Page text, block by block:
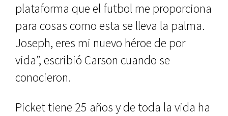
plataforma que el futbol me proporciona
para cosas como esta se lleva la palma.
Joseph, eres mi nuevo héroe de por
vida”, escribió Carson cuando se
conocieron.
Picket tiene 25 años y de toda la vida ha